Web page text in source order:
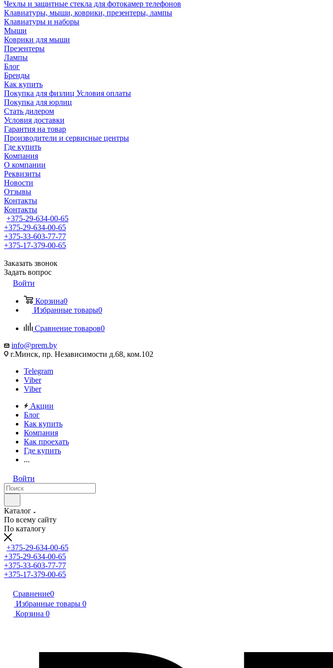
Чехлы и защитные стекла для фотокамер телефонов
Клавиатуры, мыши, коврики, презентеры, лампы
Клавиатуры и наборы
Мыши
Коврики для мыши
Презентеры
Лампы
Блог
Бренды
Как купить
Покупка для физлиц Условия оплаты
Покупка для юрлиц
Стать дилером
Условия доставки
Гарантия на товар
Производители и сервисные центры
Где купить
Компания
О компании
Реквизиты
Новости
Отзывы
Контакты
Контакты
+375-29-634-00-65
+375-29-634-00-65
+375-33-603-77-77
+375-17-379-00-65
Заказать звонок
Задать вопрос
Войти
Корзина0
Избранные товары0
Сравнение товаров0
info@prem.by
г.Минск, пр. Независимости д.68, ком.102
Telegram
Viber
Viber
Акции
Блог
Как купить
Компания
Как проехать
Где купить
...
Войти
Каталог
По всему сайту
По каталогу
+375-29-634-00-65
+375-29-634-00-65
+375-33-603-77-77
+375-17-379-00-65
Сравнение0
Избранные товары 0
Корзина 0